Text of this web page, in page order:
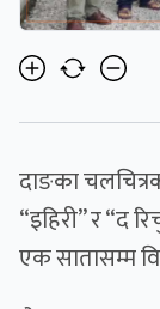
दाङका
“इहिरी” र “द
एक सातासम्म